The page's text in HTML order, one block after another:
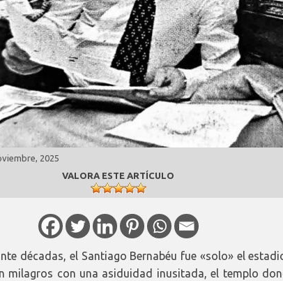
2025
VALORA ESTE ARTÍCULO
décadas, el Santiago Bernabéu fue «solo» el
milagros con una asiduidad inusitada, el templo